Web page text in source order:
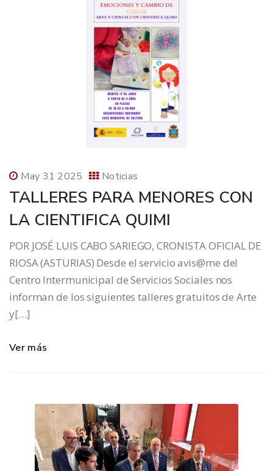
May 31 2025 Noticias
TALLERES PARA MENORES CON
LA CIENTIFICA QUIMI
POR JOSÉ LUIS CABO SARIEGO, CRONISTA OFICIAL DE
RIOSA (ASTURIAS) Desde el servicio avis@me del
Centro Intermunicipal de Servicios Sociales nos
informan de los siguientes talleres gratuitos de Arte
y[…]
Ver más